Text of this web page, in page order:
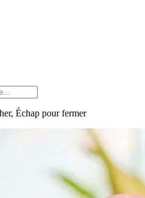
Échap pour fermer